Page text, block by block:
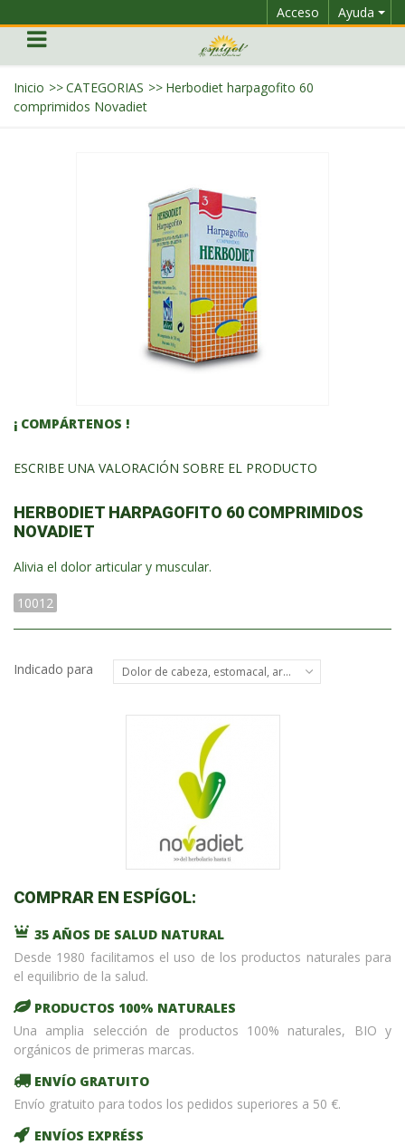
Ayuda
Acceso
Inicio >>CATEGORIAS >> Herbodiet harpagofito 60
comprimidos Novadiet
¡ COMPÁRTENOS !
ESCRIBE UNA VALORACIÓN SOBRE EL PRODUCTO
HERBODIET HARPAGOFITO 60 COMPRIMIDOS
NOVADIET
Alivia el dolor articular y muscular.
10012
Indicado para Dolor de cabeza, estomacal, articular, muscular...
COMPRAR EN ESPÍGOL:
35 AÑOS DE SALUD NATURAL
Desde 1980 facilitamos el uso de los productos naturales para
el equilibrio de la salud.
PRODUCTOS 100% NATURALES
Una amplia selección de productos 100% naturales, BIO y
orgánicos de primeras marcas.
ENVÍO GRATUITO
Envío gratuito para todos los pedidos superiores a 50 €.
ENVÍOS EXPRÉSS